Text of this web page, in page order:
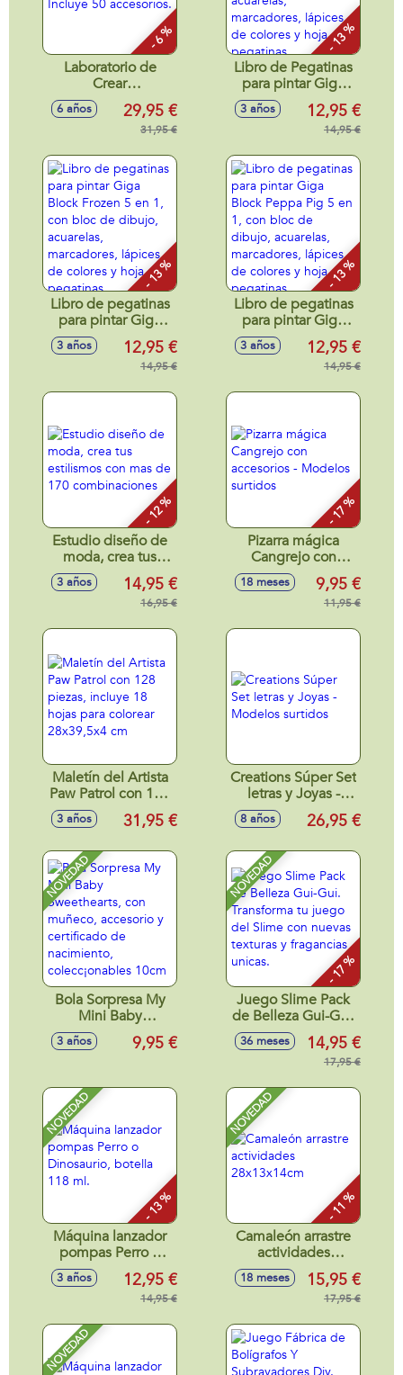
- 6 %
Laboratorio de
Crear
Subrayadores.
Incluye 50
accesorios.
6 años 29,95 €
31,95 €
- 13 %
Libro de Pegatinas
para pintar Giga
Block Stitch 5 En 1,
con bloc de dibujo,
acuarelas,
lápices de colores y
hoja de pegatinas
3 años 12,95 €
14,95 €
- 13 %
Libro de pegatinas
para pintar Giga
Block Frozen 5 en
1, con bloc de
dibujo, acuarelas,
3 años 12,95 €
14,95 €
- 13 %
Libro de pegatinas
para pintar Giga
Block Peppa Pig 5
en 1, con bloc de
dibujo, acuarelas,
3 años 12,95 €
14,95 €
- 12 %
Estudio diseño de
moda, crea tus
estilismos con mas
de 170
combinaciones
3 años 14,95 €
16,95 €
- 17 %
Pizarra mágica
Cangrejo con
accesorios -
Modelos surtidos
18 meses 9,95 €
11,95 €
Maletín del Artista
Paw Patrol con 128
piezas, incluye 18
hojas para colorear
3 años 31,95 €
Creations Súper Set
letras y Joyas -
Modelos surtidos
8 años 26,95 €
NOVEDAD
Bola Sorpresa My
Mini Baby
Sweethearts, con
muñeco, accesorio
colecc¡onables
3 años 9,95 €
NOVEDAD
- 17 %
Juego Slime Pack
de Belleza Gui-Gui.
Transforma tu
juego del Slime
con nuevas texturas
36 meses 14,95 €
17,95 €
NOVEDAD
- 13 %
Máquina lanzador
pompas Perro o
Dinosaurio, botella
118 ml.
3 años 12,95 €
14,95 €
NOVEDAD
- 11 %
Camaleón arrastre
actividades
28x13x14cm
18 meses 15,95 €
17,95 €
NOVEDAD